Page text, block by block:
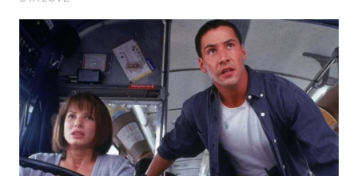
WN
MALUT
WN
DAIRI
WN